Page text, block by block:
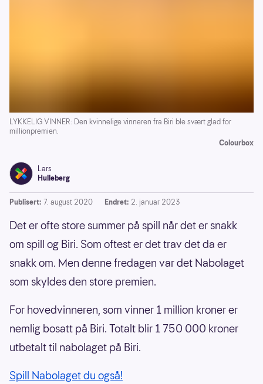
LYKKELIG VINNER: Den kvinnelige vinneren fra Biri ble svært glad for
millionpremien.
Colourbox
Lars
Hulleberg
Publisert: 7. august 2020 Endret: 2. januar 2023
Det er ofte store summer på spill når det er snakk
om spill og Biri. Som oftest er det trav det da er
snakk om. Men denne fredagen var det Nabolaget
som skyldes den store premien.
For hovedvinneren, som vinner 1 million kroner er
nemlig bosatt på Biri. Totalt blir 1 750 000 kroner
utbetalt til nabolaget på Biri.
Spill Nabolaget du også!